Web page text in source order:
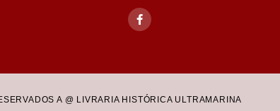
A @ LIVRARIA HISTÓRICA ULTRAMARINA